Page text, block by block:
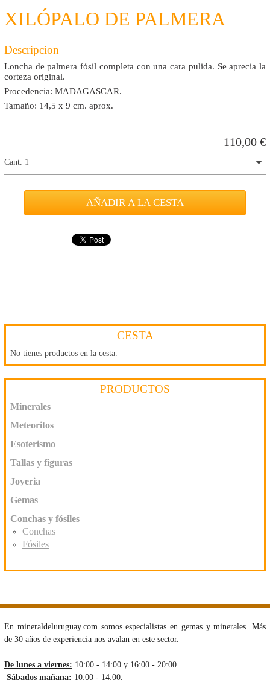
XILÓPALO DE PALMERA
Descripcion
Loncha de palmera fósil completa con una cara pulida. Se aprecia la
corteza original.
Procedencia: MADAGASCAR.
Tamaño: 14,5 x 9 cm. aprox.
110,00 €
Cant. 1
CESTA
No tienes productos en la cesta.
PRODUCTOS
Minerales
Meteoritos
Esoterismo
Tallas y figuras
Joyeria
Gemas
Conchas y fósiles
Conchas
Fósiles
En mineraldeluruguay.com somos especialistas en gemas y minerales. Más
de 30 años de experiencia nos avalan en este sector.
De lunes a viernes: 10:00 - 14:00 y 16:00 - 20:00.
Sábados mañana: 10:00 - 14:00.